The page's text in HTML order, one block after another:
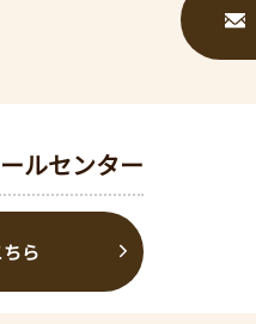
ルセンター
ら